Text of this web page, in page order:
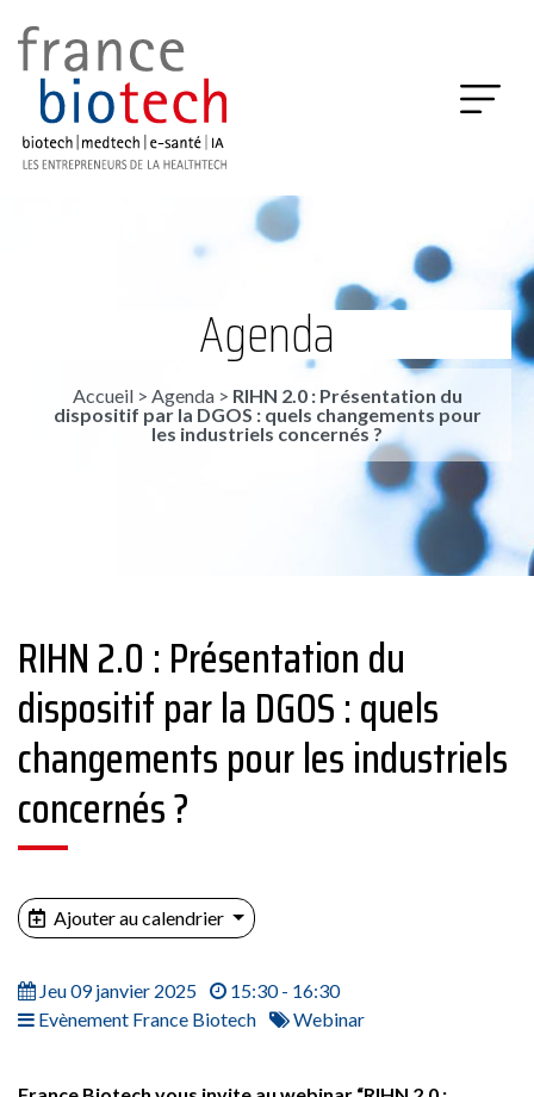
Agenda
Accueil> Agenda> RIHN 2.0 : Présentation du
dispositif par la DGOS : quels changements pour
les industriels concernés ?
RIHN 2.0 : Présentation du
dispositif par la DGOS : quels
changements pour les industriels
concernés ?
Ajouter au calendrier
Jeu 09 janvier 2025
15:30 - 16:30
Evènement France Biotech
Webinar